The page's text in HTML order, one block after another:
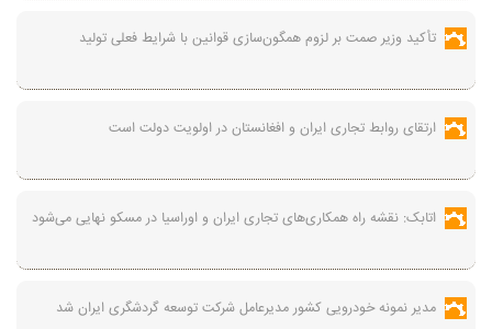
تأکید وزیر صمت بر لزوم همگون‌سازی قوانین با شرایط فعلی تولید
ارتقای روابط تجاری ایران و افغانستان در اولویت دولت است
اتابک: نقشه راه همکاری‌های تجاری ایران و اوراسیا در مسکو نهایی می‌شود
مدیر نمونه خودرویی کشور مدیرعامل شرکت توسعه گردشگری ایران شد